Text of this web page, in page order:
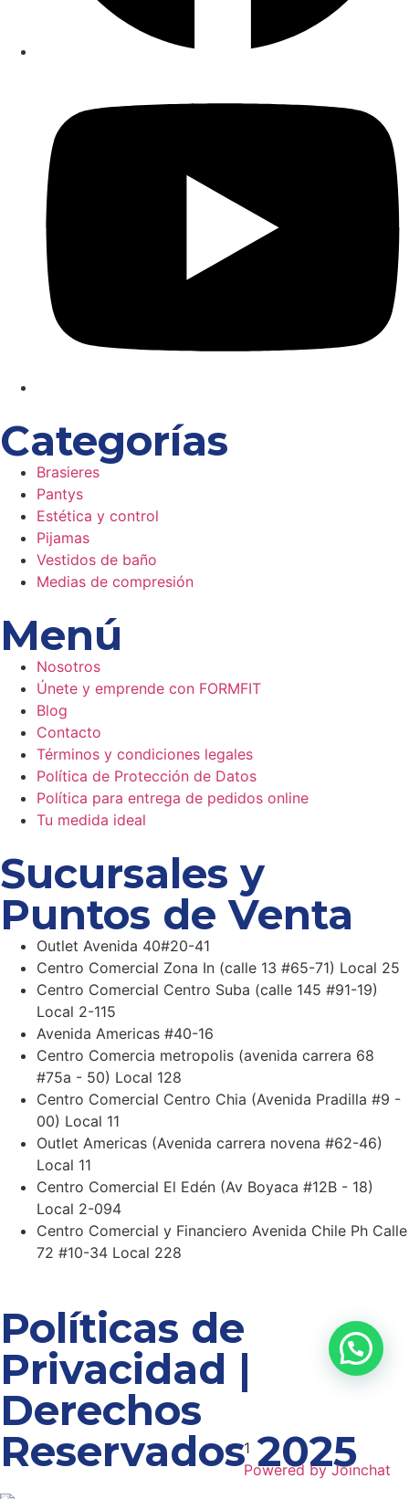
Categorías
Brasieres
Pantys
Estética y control
Pijamas
Vestidos de baño
Medias de compresión
Menú
Nosotros
Únete y emprende con FORMFIT
Blog
Contacto
Términos y condiciones legales
Política de Protección de Datos
Política para entrega de pedidos online
Tu medida ideal
Sucursales y
Puntos de Venta
Outlet Avenida 40#20-41
Centro Comercial Zona In (calle 13 #65-71) Local 25
Centro Comercial Centro Suba (calle 145 #91-19)
Local 2-115
Avenida Americas #40-16
Centro Comercia metropolis (avenida carrera 68
#75a - 50) Local 128
Centro Comercial Centro Chia (Avenida Pradilla #9 -
00) Local 11
Outlet Americas (Avenida carrera novena #62-46)
Local 11
Centro Comercial El Edén (Av Boyaca #12B - 18)
Local 2-094
Centro Comercial y Financiero Avenida Chile Ph Calle
72 #10-34 Local 228
Políticas de
Privacidad |
Derechos
Reservados 2025
1
Powered byJoinchat